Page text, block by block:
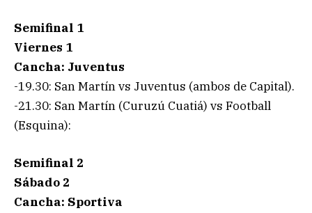
Semifinal 1
Viernes 1
Cancha: Juventus
-19.30: San Martín vs Juventus (ambos de Capital).
-21.30: San Martín (Curuzú Cuatiá) vs Football
(Esquina):
Semifinal 2
Sábado 2
Cancha: Sportiva